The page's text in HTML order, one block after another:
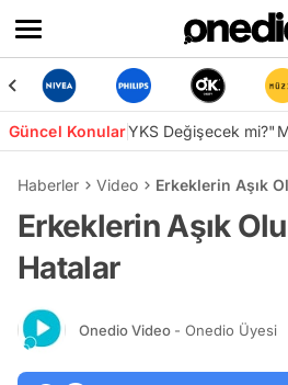
Güncel KonularYKS Değişecek mi?
Haberler Video Erkeklerin Aşık
Erkeklerin Aşık
Hatalar
Onedio Video - Onedio Üyesi